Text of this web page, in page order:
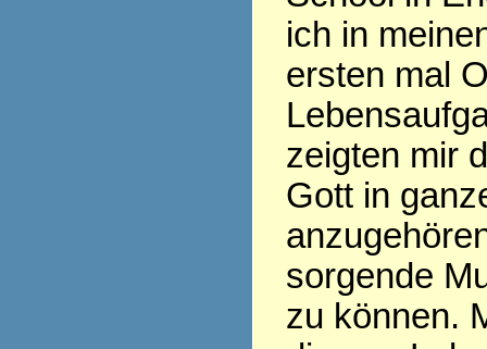
ich in
ersten mal
zeigten mir
Gott in
sorgende
zu können.